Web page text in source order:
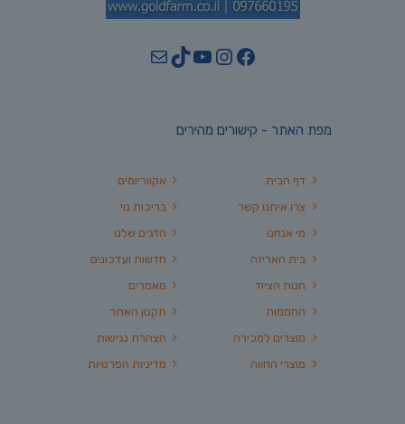
Facebook
Instagram
YouTube
TikTok
Mail
מפת האתר - קישורים מהירים
אקווריומים
בריכות נוי
הדגים שלנו
חדשות ועדכונים
מאמרים
תקנון האתר
הצהרת נגישות
מדיניות הפרטיות
דף הבית
צרו איתנו קשר
מי אנחנו
בית האריזה
חנות הציוד
החממות
מוצרים למכירה
מוצרי החווה